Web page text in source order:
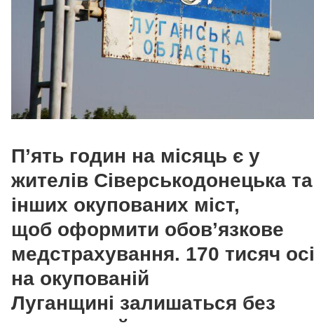
П’ять годин на місяць є у
жителів Сіверськодонецька та
інших окупованих міст,
щоб оформити обов’язкове
медстрахування. 170 тисяч
на окупованій
Луганщині залишаться без